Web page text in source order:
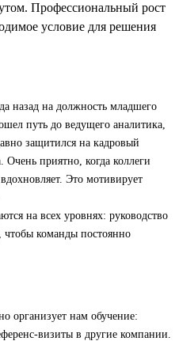
Профессиональный рост
условие для решения
назад на должность младшего
путь до ведущего аналитика,
защитился на кадровый
Очень приятно, когда коллеги
Это мотивирует
на всех уровнях: руководство
чтобы команды постоянно
организует нам обучение:
визиты в другие компании.